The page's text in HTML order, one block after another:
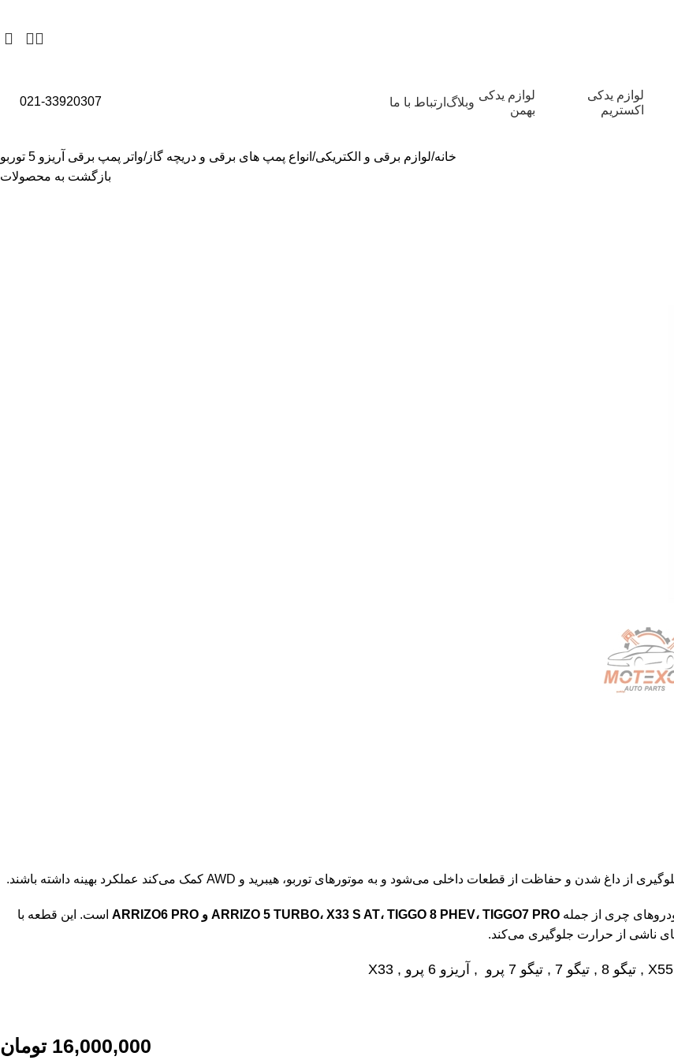
لوازم یدکی
اکستریم
لوازم یدکی
بهمن
وبلاگ ارتباط با ما 021-33920307
خانه لوازم برقی و الکتریکی انواع پمپ های برقی و دریچه گاز واتر پمپ برقی آریزو 5 توربو
بازگشت به محصولات
چری از جمله ARRIZO 5 TURBO، X33 S AT، TIGGO 8 PHEV، TIGGO7 PRO و ARRIZO6 PRO
است. این قطعه با
ناشی از حرارت جلوگیری می‌کند.
16,000,000 تومان